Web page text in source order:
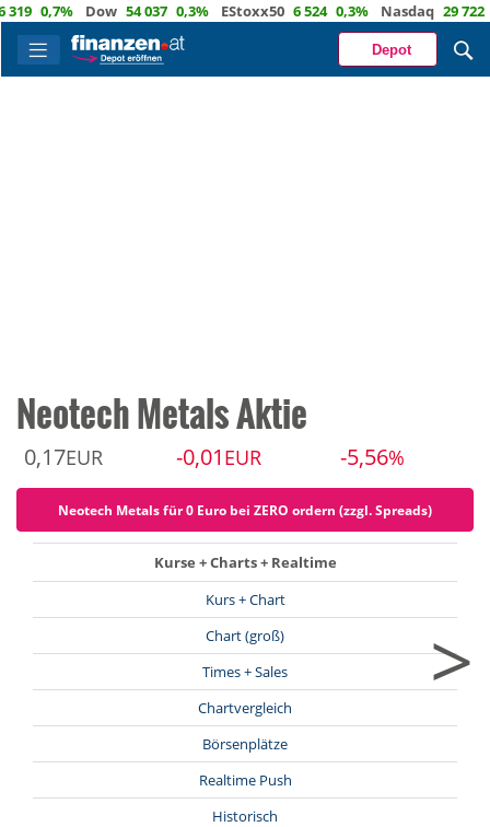
0,7% Dow 54 037 0,3% EStoxx50 6 524 0,3% Nasdaq 29 722
Depot
Neotech Metals Aktie
0,17EUR -0,01 EUR -5,56%
Neotech Metals für 0 Euro bei ZERO ordern (zzgl. Spreads)
Kurse + Charts + Realtime
Kurs + Chart
Chart (groß)
Times + Sales
Chartvergleich
Börsenplätze
Realtime Push
Historisch
>